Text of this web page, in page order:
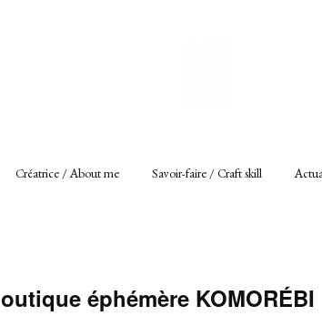
Créatrice / About me Savoir-faire / Craft skill
éphémère KOMORÉBI